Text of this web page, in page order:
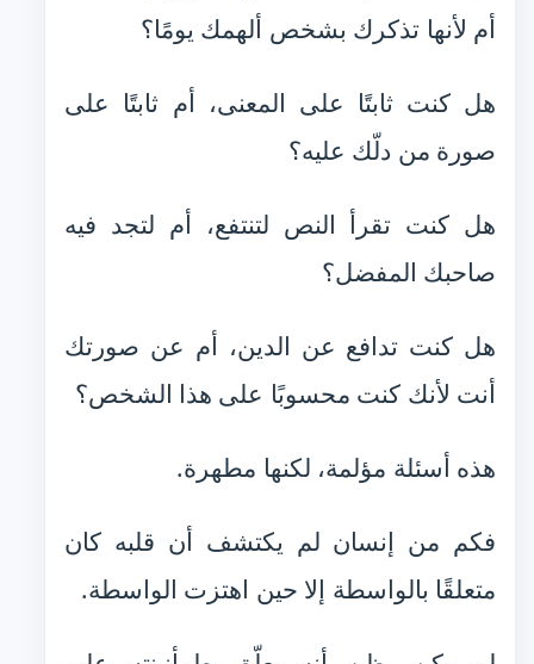
أم لأنها تذكرك بشخص ألهمك يومًا؟
هل كنت ثابتًا على المعنى، أم ثابتًا على
صورة من دلّك عليه؟
هل كنت تقرأ النص لتنتفع، أم لتجد فيه
صاحبك المفضل؟
هل كنت تدافع عن الدين، أم عن صورتك
أنت لأنك كنت محسوبًا على هذا الشخص؟
هذه أسئلة مؤلمة، لكنها مطهرة.
فكم من إنسان لم يكتشف أن قلبه كان
متعلقًا بالواسطة إلا حين اهتزت الواسطة.